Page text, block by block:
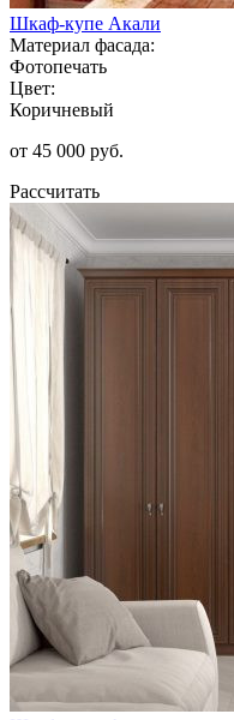
Шкаф-купе Акали
Материал фасада:
Фотопечать
Цвет:
Коричневый
от 45 000 руб.
Рассчитать